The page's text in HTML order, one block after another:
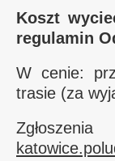
Koszt
regulamin
W cenie:
trasie (za